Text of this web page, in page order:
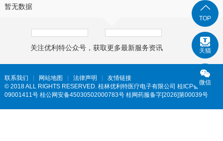
暂无数据
关注优利特公众号，获取更多最新服务资讯
TOP
天猫
微信
联系我们 网站地图 法律声明
友情链接
© 2018 ALL RIGHTS RESERVED. 桂林优利特医疗电子有限公司 桂ICP备
09001411号 桂公网安备45030502000783号 桂网药服备字[2026]第00039号